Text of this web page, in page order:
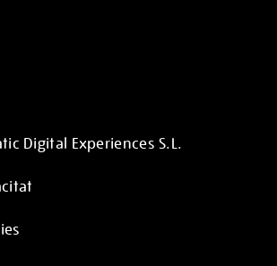
Digital Experiences S.L.